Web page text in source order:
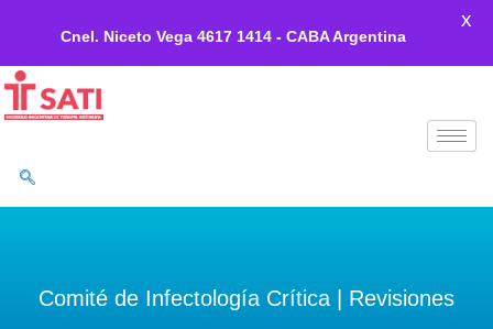
contenido
Comité de Infectología Crítica | Revisiones
Cnel. Niceto Vega 4617 1414 - CABA Argentina
X